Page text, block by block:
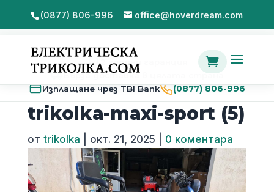
(0877) 806-996 office@hoverdream.com

2 години гаранция
Бърза доставка в цялата страна
Изплащане чрез TBI Bank
(0877) 806-996
trikolka-maxi-sport (5)
от trikolka окт. 21, 2025 0 коментара